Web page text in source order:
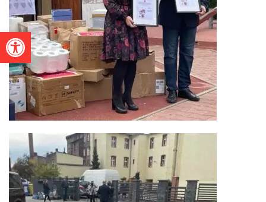
Otwórz pasek narzędzi